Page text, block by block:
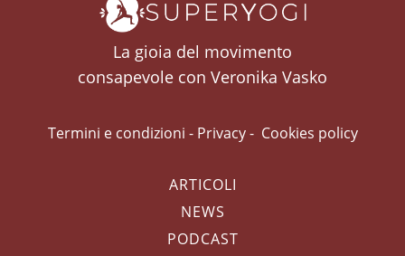
La gioia del movimento
consapevole con Veronika Vasko
Termini e condizioni - Privacy- Cookies policy
ARTICOLI
NEWS
PODCAST